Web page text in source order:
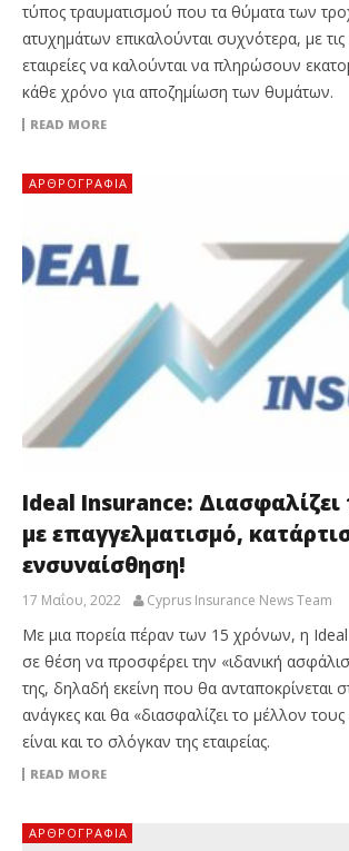
τύπος τραυματισμού που τα θύματα των
ατυχημάτων επικαλούνται συχνότερα, με τις
εταιρείες να καλούνται να πληρώσουν
κάθε χρόνο για αποζημίωση των θυμάτων.
READ MORE
ΑΡΘΡΟΓΡΑΦΊΑ
Ideal Insurance: Διασφαλίζει
με επαγγελματισμό,
ενσυναίσθηση!
17 Μαΐου, 2022 Cyprus Insurance News Team
Με μια πορεία πέραν των 15 χρόνων, η Ideal
σε θέση να προσφέρει την «ιδανική
της, δηλαδή εκείνη που θα ανταποκρίνεται
ανάγκες και θα «διασφαλίζει το μέλλον
είναι και το σλόγκαν της εταιρείας.
READ MORE
ΑΡΘΡΟΓΡΑΦΊΑ